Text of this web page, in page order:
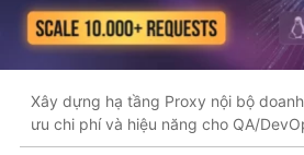
Xây dựng hạ tầng Proxy nội bộ
ưu chi phí và hiệu năng cho QA/